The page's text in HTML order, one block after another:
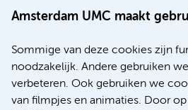
Amsterdam UMC maakt
Sommige van deze cookies zijn
noodzakelijk. Andere gebruiken
verbeteren. Ook gebruiken we
van filmpjes en animaties. Door
Werken bij Amsterdam UMC
Nieuws
Research
Educatie locatie AMC
Educatie locatie VUmc